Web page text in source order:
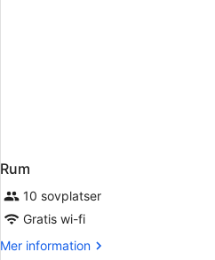
Rum
10 sovplatser
Gratis wi-fi
Mer information
Mer